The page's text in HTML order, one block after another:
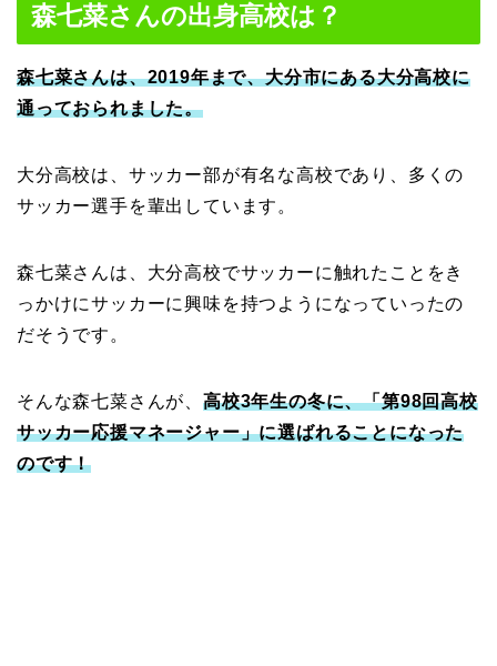
森七菜さんの出身高校は？
森七菜さんは、2019年まで、大分市にある大分高校に
通っておられました。
大分高校は、サッカー部が有名な高校であり、多くの
サッカー選手を輩出しています。
森七菜さんは、大分高校でサッカーに触れたことをき
っかけにサッカーに興味を持つようになっていったの
だそうです。
そんな森七菜さんが、 高校3年生の冬に、「第98回高校
サッカー応援マネージャー」に選ばれることになった
のです！